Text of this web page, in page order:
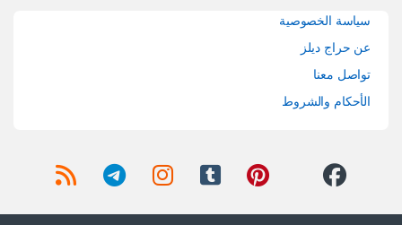
سياسة الخصوصية
عن حراج ديلز
تواصل معنا
الأحكام والشروط